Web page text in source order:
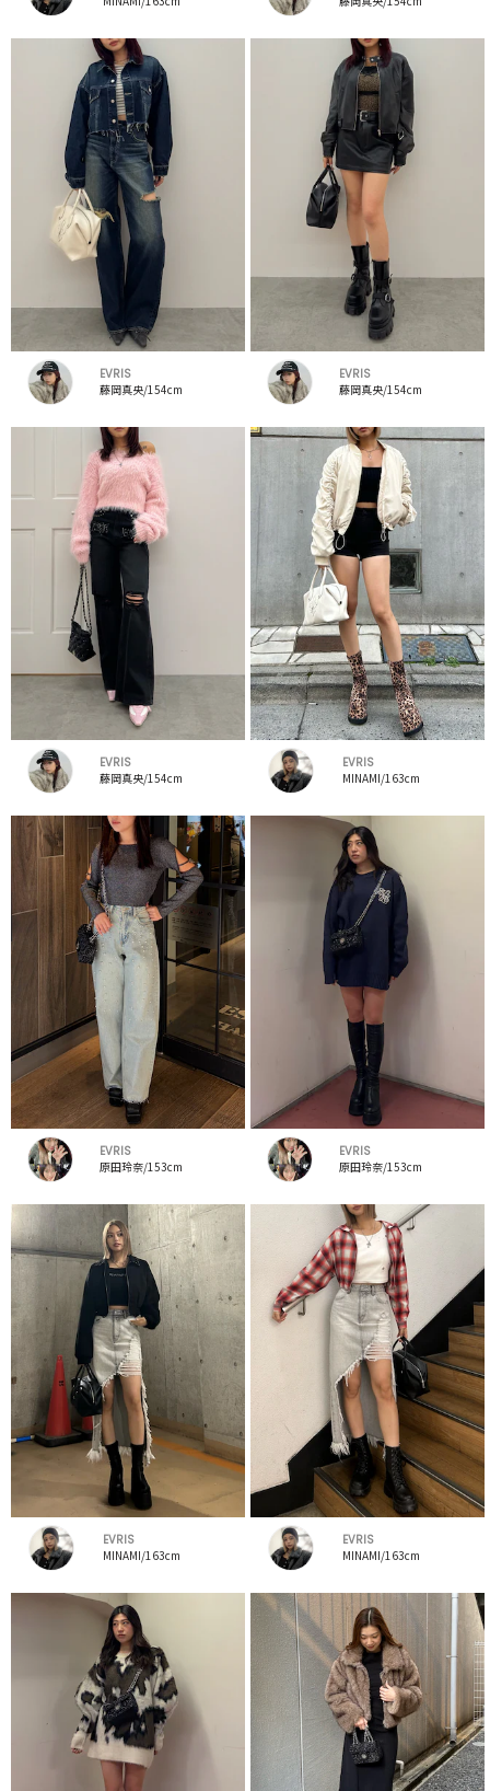
EVRIS
藤岡真央/154cm
EVRIS
藤岡真央/154cm
EVRIS
藤岡真央/154cm
EVRIS
MINAMI/163cm
EVRIS
原田玲奈/153cm
EVRIS
原田玲奈/153cm
EVRIS
MINAMI/163cm
EVRIS
MINAMI/163cm